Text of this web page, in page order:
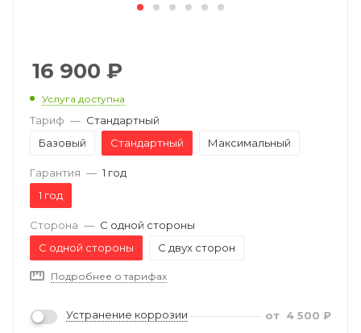
16 900 ₽
Услуга доступна
Тариф — Стандартный
Базовый
Стандартный Максимальный
Гарантия — 1 год
1 год
Сторона — С одной стороны
С одной стороны
С двух сторон
Подробнее о тарифах
Устранение коррозии от 4 500 ₽